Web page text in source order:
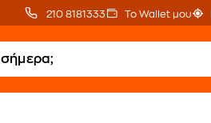
210 8181333 Το Wallet μου